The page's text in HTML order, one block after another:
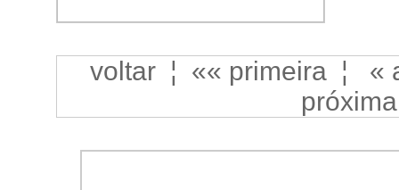
voltar¦ «« primeira¦ «